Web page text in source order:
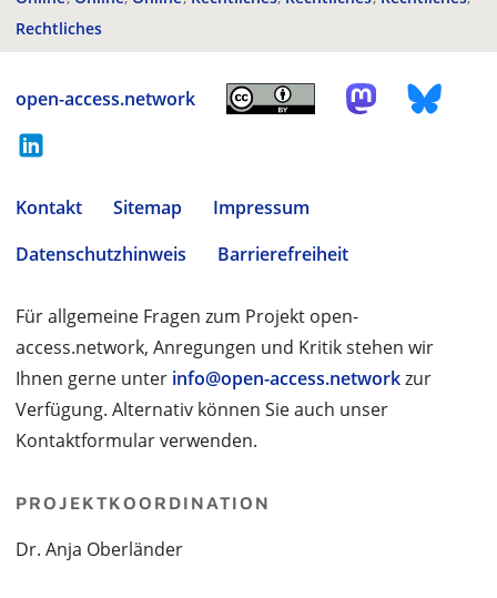
Rechtliches
open-access.network
Kontakt Sitemap
Impressum
Datenschutzhinweis
Barrierefreiheit
Für allgemeine Fragen zum Projekt open-
access.network, Anregungen und Kritik stehen wir
Ihnen gerne unter info@open-access.networkzur
Verfügung. Alternativ können Sie auch unser
Kontaktformular verwenden.
PROJEKTKOORDINATION
Dr. Anja Oberländer